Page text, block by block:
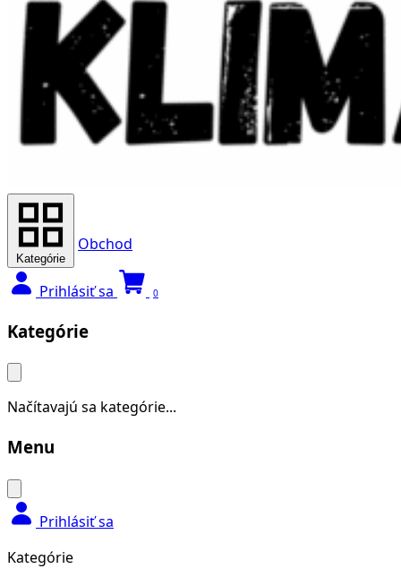
Kategórie
Obchod
Prihlásiť sa 0
Kategórie
Načítavajú sa kategórie...
Menu
Prihlásiť sa
Kategórie